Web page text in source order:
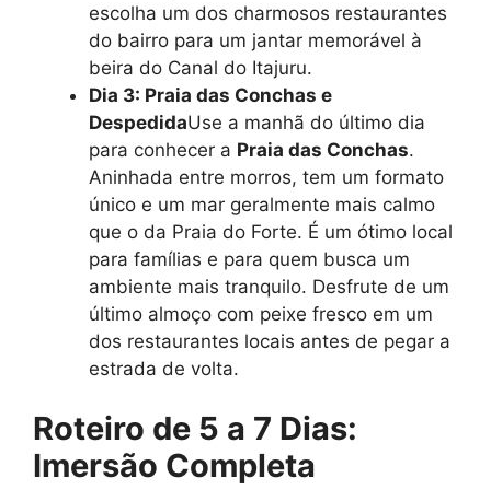
escolha um dos charmosos restaurantes
do bairro para um jantar memorável à
beira do Canal do Itajuru.
Dia 3: Praia das Conchas e
DespedidaUse a manhã do último dia
para conhecer a Praia das Conchas.
Aninhada entre morros, tem um formato
único e um mar geralmente mais calmo
que o da Praia do Forte. É um ótimo local
para famílias e para quem busca um
ambiente mais tranquilo. Desfrute de um
último almoço com peixe fresco em um
dos restaurantes locais antes de pegar a
estrada de volta.
Roteiro de 5 a 7 Dias:
Imersão Completa